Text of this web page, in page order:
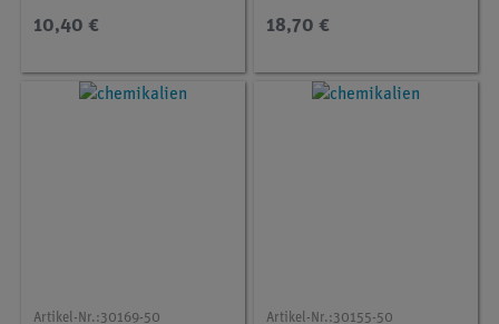
10,40 € 18,70 €
Artikel-Nr.:30169-50 Artikel-Nr.:30155-50